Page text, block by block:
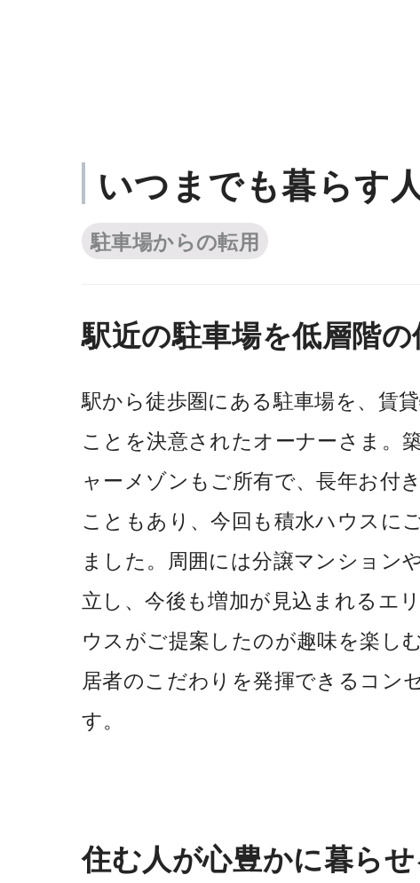
いつまでも暮らす
駐車場からの転用
駅近の駐車場を低層階の
駅から徒歩圏にある駐車場を、賃
ことを決意されたオーナーさま。
ャーメゾンもご所有で、長年お付
こともあり、今回も積水ハウスに
ました。周囲には分譲マンション
立し、今後も増加が見込まれるエ
ウスがご提案したのが趣味を楽し
居者のこだわりを発揮できるコン
す。
住む人が心豊かに暮ら